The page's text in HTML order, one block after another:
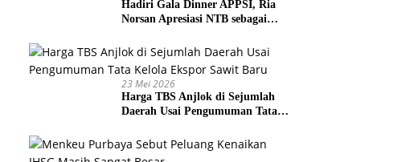
Hadiri Gala Dinner APPSI, Ria
Norsan Apresiasi NTB sebagai
23 Mei 2026
Harga TBS Anjlok di Sejumlah
Daerah Usai Pengumuman Tata